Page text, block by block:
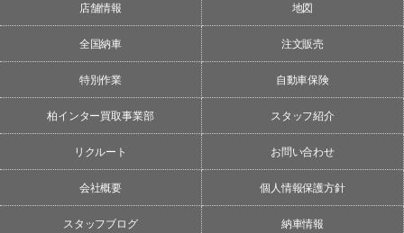
店舗情報 地図
全国納車 注文販売
特別作業 自動車保険
柏インター買取事業部 スタッフ紹介
リクルート お問い合わせ
会社概要 個人情報保護方針
スタッフブログ 納車情報